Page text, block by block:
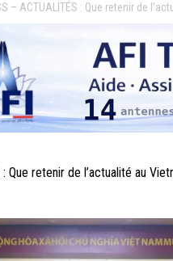
– ACTUALITÉS : Que retenir de
Que retenir de l’actualité au